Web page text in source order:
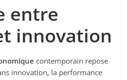
entre
innovation
contemporain repose
innovation, la performance